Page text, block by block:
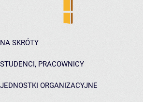
NA SKRÓTY
STUDENCI, PRACOWNICY
JEDNOSTKI ORGANIZACYJNE